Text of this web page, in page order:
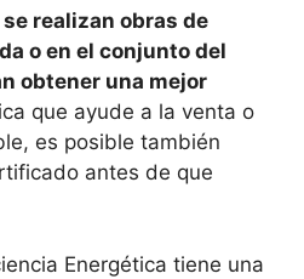
realizan obras de
o en el conjunto del
obtener una mejor
que ayude a la venta o
es posible también
antes de que
Energética tiene una